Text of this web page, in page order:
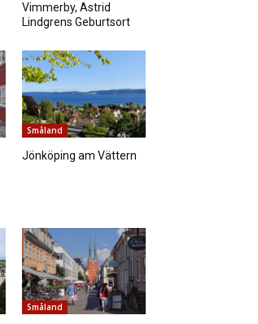
Vimmerby, Astrid
Lindgrens Geburtsort
Småland
Jönköping am Vättern
Småland